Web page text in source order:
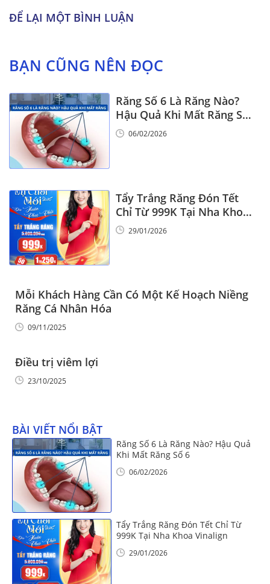
ĐỂ LẠI MỘT BÌNH LUẬN
BẠN CŨNG NÊN ĐỌC
Răng Số 6 Là Răng Nào?
Hậu Quả Khi Mất Răng Số
6
06/02/2026
Tẩy Trắng Răng Đón Tết
Chỉ Từ 999K Tại Nha Khoa
Vinalign
29/01/2026
Mỗi Khách Hàng Cần Có Một Kế Hoạch Niềng
Răng Cá Nhân Hóa
09/11/2025
Điều trị viêm lợi
23/10/2025
BÀI VIẾT NỔI BẬT
Răng Số 6 Là Răng Nào? Hậu Quả
Khi Mất Răng Số 6
06/02/2026
Tẩy Trắng Răng Đón Tết Chỉ Từ
999K Tại Nha Khoa Vinalign
29/01/2026